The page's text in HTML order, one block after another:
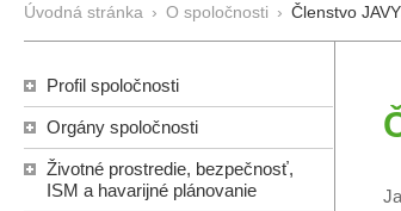
Úvodná stránka › O spoločnosti › Členstvo
Profil spoločnosti
Orgány spoločnosti
Životné prostredie, bezpečnosť,
ISM a havarijné plánovanie